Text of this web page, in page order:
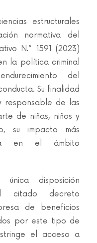
estructurales
normativa del
N.° 1591 (2023)
la política criminal
del
Su finalidad
responsable de las
de niñas, niños y
su impacto más
en el ámbito
disposición
citado decreto
de beneficios
por este tipo de
el acceso a